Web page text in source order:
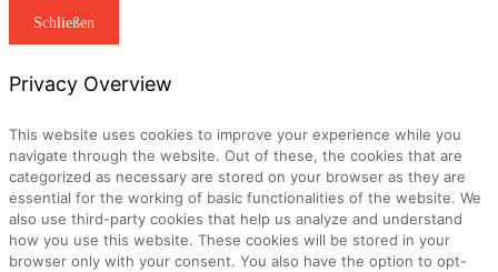
Schließen
Privacy Overview
This website uses cookies to improve your experience while you
navigate through the website. Out of these, the cookies that are
categorized as necessary are stored on your browser as they are
essential for the working of basic functionalities of the website. We
also use third-party cookies that help us analyze and understand
how you use this website. These cookies will be stored in your
browser only with your consent. You also have the option to opt-